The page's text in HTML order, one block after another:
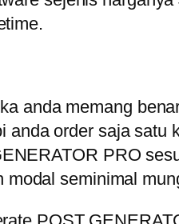
anda memang
anda order saja
PRO
modal seminimal